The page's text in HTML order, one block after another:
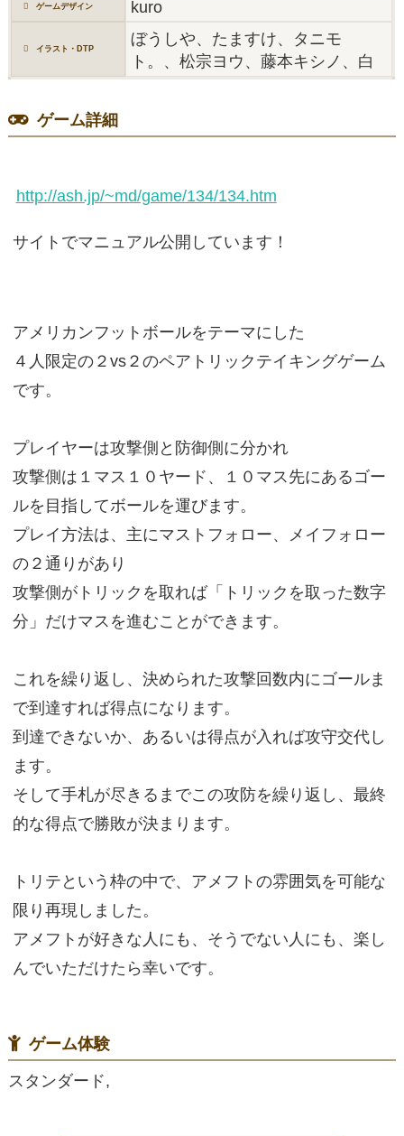
ゲームデザイン kuro
イラスト・DTP
ぼうしや、たますけ、タニモ
ト。、松宗ヨウ、藤本キシノ、白
ゲーム詳細
http://ash.jp/~md/game/134/134.htm
サイトでマニュアル公開しています！
アメリカンフットボールをテーマにした
４人限定の２vs２のペアトリックテイキングゲーム
です。
プレイヤーは攻撃側と防御側に分かれ
攻撃側は１マス１０ヤード、１０マス先にあるゴー
ルを目指してボールを運びます。
プレイ方法は、主にマストフォロー、メイフォロー
の２通りがあり
攻撃側がトリックを取れば「トリックを取った数字
分」だけマスを進むことができます。
これを繰り返し、決められた攻撃回数内にゴールま
で到達すれば得点になります。
到達できないか、あるいは得点が入れば攻守交代し
ます。
そして手札が尽きるまでこの攻防を繰り返し、最終
的な得点で勝敗が決まります。
トリテという枠の中で、アメフトの雰囲気を可能な
限り再現しました。
アメフトが好きな人にも、そうでない人にも、楽し
んでいただけたら幸いです。
ゲーム体験
スタンダード,